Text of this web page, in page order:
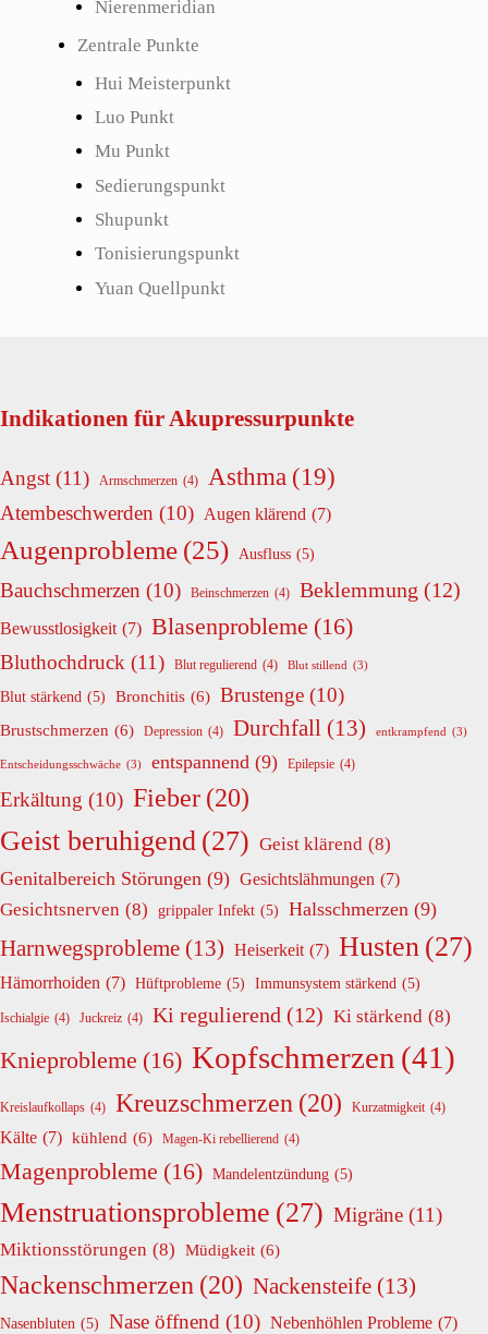
Nierenmeridian
Zentrale Punkte
Hui Meisterpunkt
Luo Punkt
Mu Punkt
Sedierungspunkt
Shupunkt
Tonisierungspunkt
Yuan Quellpunkt
Indikationen für Akupressurpunkte
Angst (11) Armschmerzen (4) Asthma (19)
Atembeschwerden (10) Augen klärend (7)
Augenprobleme (25) Ausfluss (5)
Bauchschmerzen (10) Beinschmerzen (4) Beklemmung (12)
Bewusstlosigkeit (7) Blasenprobleme (16)
Bluthochdruck (11) Blut regulierend (4) Blut stillend (3)
Blut stärkend (5) Bronchitis (6) Brustenge (10)
Brustschmerzen (6) Depression (4) Durchfall (13) entkrampfend (3)
Entscheidungsschwäche (3) entspannend (9) Epilepsie (4)
Erkältung (10) Fieber (20)
Geist beruhigend (27) Geist klärend (8)
Genitalbereich Störungen (9) Gesichtslähmungen (7)
Gesichtsnerven (8) grippaler Infekt (5) Halsschmerzen (9)
Harnwegsprobleme (13) Heiserkeit (7) Husten (27)
Hämorrhoiden (7) Hüftprobleme (5) Immunsystem stärkend (5)
Ischialgie (4) Juckreiz (4) Ki regulierend (12) Ki stärkend (8)
Knieprobleme (16) Kopfschmerzen (41)
Kreislaufkollaps (4) Kreuzschmerzen (20) Kurzatmigkeit (4)
Kälte (7) kühlend (6) Magen-Ki rebellierend (4)
Magenprobleme (16) Mandelentzündung (5)
Menstruationsprobleme (27) Migräne (11)
Miktionsstörungen (8) Müdigkeit (6)
Nackenschmerzen (20) Nackensteife (13)
Nasenbluten (5) Nase öffnend (10) Nebenhöhlen Probleme (7)